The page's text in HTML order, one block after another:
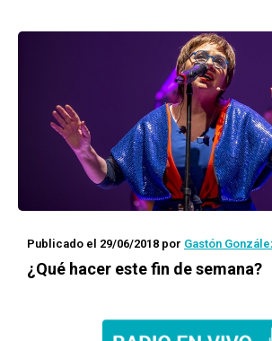
Publicado el 29/06/2018 por Gastón
¿Qué hacer este fin de semana?